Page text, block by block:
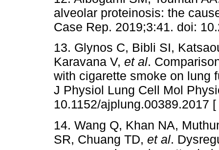
alveolar proteinosis: the
Case Rep. 2019;3:41. doi:
13. Glynos C, Bibli SI,
Karavana V, et al.
with cigarette smoke on lung
J Physiol Lung Cell Mol
10.1152/ajplung.00389.2017 [
14. Wang Q, Khan NA,
SR, Chuang TD, et al.